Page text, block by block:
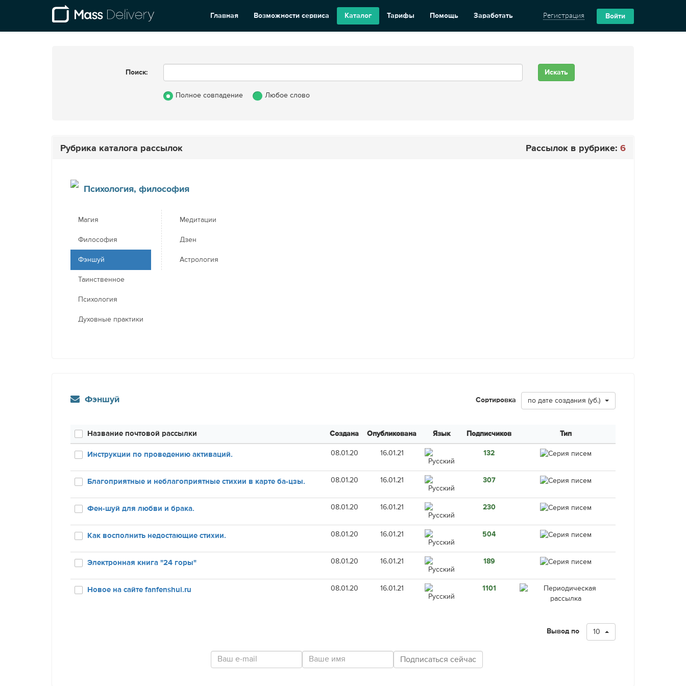
Главная Возможности сервиса Каталог Тарифы Помощь Заработать Регистрация Войти
Поиск:
Полное совпадение Любое слово
Рубрика каталога рассылок Рассылок в рубрике: 6
Психология, философия
Магия
Философия
Фэншуй
Таинственное
Психология
Духовные практики
Медитации
Дзен
Астрология
Фэншуй Сортировка по дате создания (уб.)
Название почтовой рассылки Создана Опубликована Язык Подписчиков Тип
Инструкции по проведению активаций. 08.01.20 16.01.21 132
Благоприятные и неблагоприятные стихии в карте ба-цзы. 08.01.20 16.01.21 307
Фен-шуй для любви и брака. 08.01.20 16.01.21 230
Как восполнить недостающие стихии. 08.01.20 16.01.21 504
Электронная книга "24 горы" 08.01.20 16.01.21 189
Новое на сайте fanfenshui.ru 08.01.20 16.01.21 1101
Вывод по 10